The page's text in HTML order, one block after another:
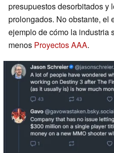
presupuestos desorbitados y
prolongados. No obstante, el
ejemplo de cómo la industria
menos Proyectos AAA.